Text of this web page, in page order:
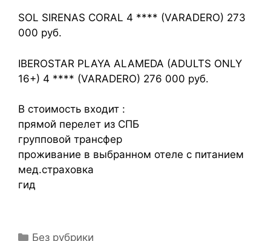
SOL SIRENAS CORAL 4 **** (VARADERO) 273
000 руб.
IBEROSTAR PLAYA ALAMEDA (ADULTS ONLY
16+) 4 **** (VARADERO) 276 000 руб.
В стоимость входит :
прямой перелет из СПБ
групповой трансфер
проживание в выбранном отеле с питанием
мед.страховка
гид
Без рубрики